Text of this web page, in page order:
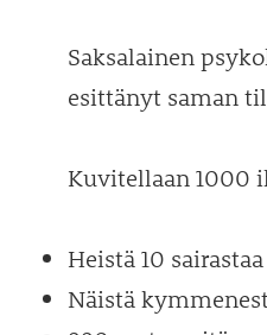
Saksalainen
esittänyt saman
Kuvitellaan 1000
Heistä 10
Näistä